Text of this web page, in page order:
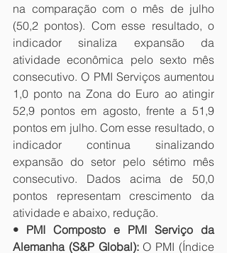
na comparação com o mês de julho
(50,2 pontos). Com esse resultado, o
indicador sinaliza expansão da
atividade econômica pelo sexto mês
consecutivo. O PMI Serviços aumentou
1,0 ponto na Zona do Euro ao atingir
52,9 pontos em agosto, frente a 51,9
pontos em julho. Com esse resultado, o
indicador continua sinalizando
expansão do setor pelo sétimo mês
consecutivo. Dados acima de 50,0
pontos representam crescimento da
atividade e abaixo, redução.
• PMI Composto e PMI Serviço da
Alemanha (S&P Global): O PMI (Índice